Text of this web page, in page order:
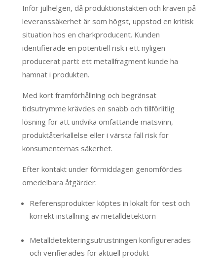
Inför julhelgen, då produktionstakten och kraven på
leveranssäkerhet är som högst, uppstod en kritisk
situation hos en charkproducent. Kunden
identifierade en potentiell risk i ett nyligen
producerat parti: ett metallfragment kunde ha
hamnat i produkten.
Med kort framförhållning och begränsat
tidsutrymme krävdes en snabb och tillförlitlig
lösning för att undvika omfattande matsvinn,
produktåterkallelse eller i värsta fall risk för
konsumenternas säkerhet.
Efter kontakt under förmiddagen genomfördes
omedelbara åtgärder:
Referensprodukter köptes in lokalt för test och
korrekt inställning av metalldetektorn
Metalldetekteringsutrustningen konfigurerades
och verifierades för aktuell produkt